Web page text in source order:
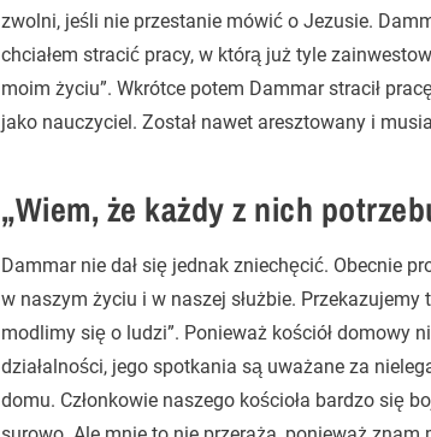
zwolni, jeśli nie przestanie mówić o Jezusie.
chciałem stracić pracy, w którą już tyle
moim życiu”. Wkrótce potem Dammar stracił
jako nauczyciel. Został nawet aresztowany i
„Wiem, że każdy z nich
Dammar nie dał się jednak zniechęcić. Obecnie
w naszym życiu i w naszej służbie.
modlimy się o ludzi”. Ponieważ kościół domowy
działalności, jego spotkania są uważane za
domu. Członkowie naszego kościoła bardzo się